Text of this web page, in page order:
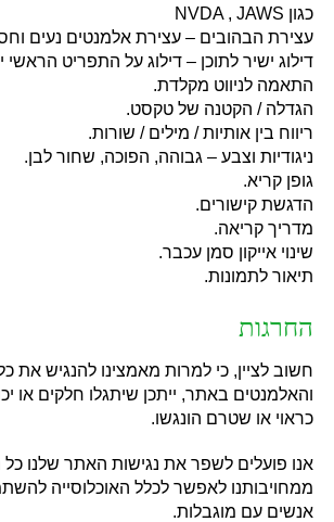
כגון NVDA , JAWS
עצירת הבהובים–עצירת אלמנטים נעים
דילוג ישיר לתוכן–דילוג על התפריט הראשי
התאמה לניווט מקלדת.
הגדלה/ הקטנה של טקסט.
ריווח בין אותיות/ מילים/ שורות.
ניגודיות וצבע– גבוהה, הפוכה, שחור לבן.
גופן קריא.
הדגשת קישורים.
מדריך קריאה.
שינוי אייקון סמן עכבר.
תיאור לתמונות.
החרגות
חשוב לציין,כי למרות מאמצינו להנגיש את
והאלמנטים באתר, ייתכן שיתגלו חלקים או
כראוי או שטרם הונגשו.
אנו פועלים לשפר את נגישות האתר שלנו
ממחויבותנו לאפשר לכלל האוכלוסייה
אנשים עם מוגבלות.